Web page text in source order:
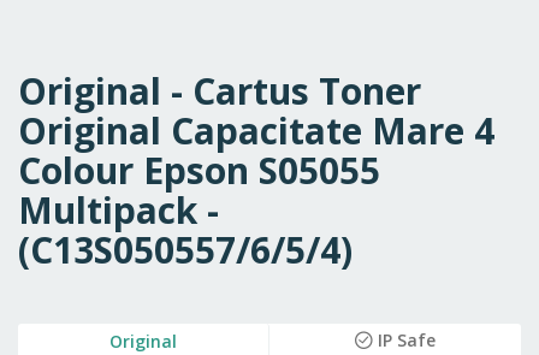
Original - Cartus Toner
Original Capacitate Mare 4
Colour Epson S05055
Multipack -
(C13S050557/6/5/4)
Original IP Safe